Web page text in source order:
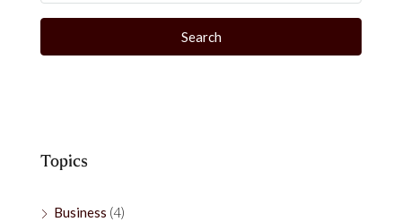
Search
Topics
Business (4)